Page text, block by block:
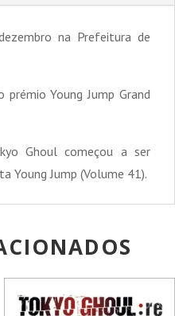
na Prefeitura de
Young Jump Grand
Ghoul começou a ser
Young Jump (Volume 41).
PROMOÇÃO!